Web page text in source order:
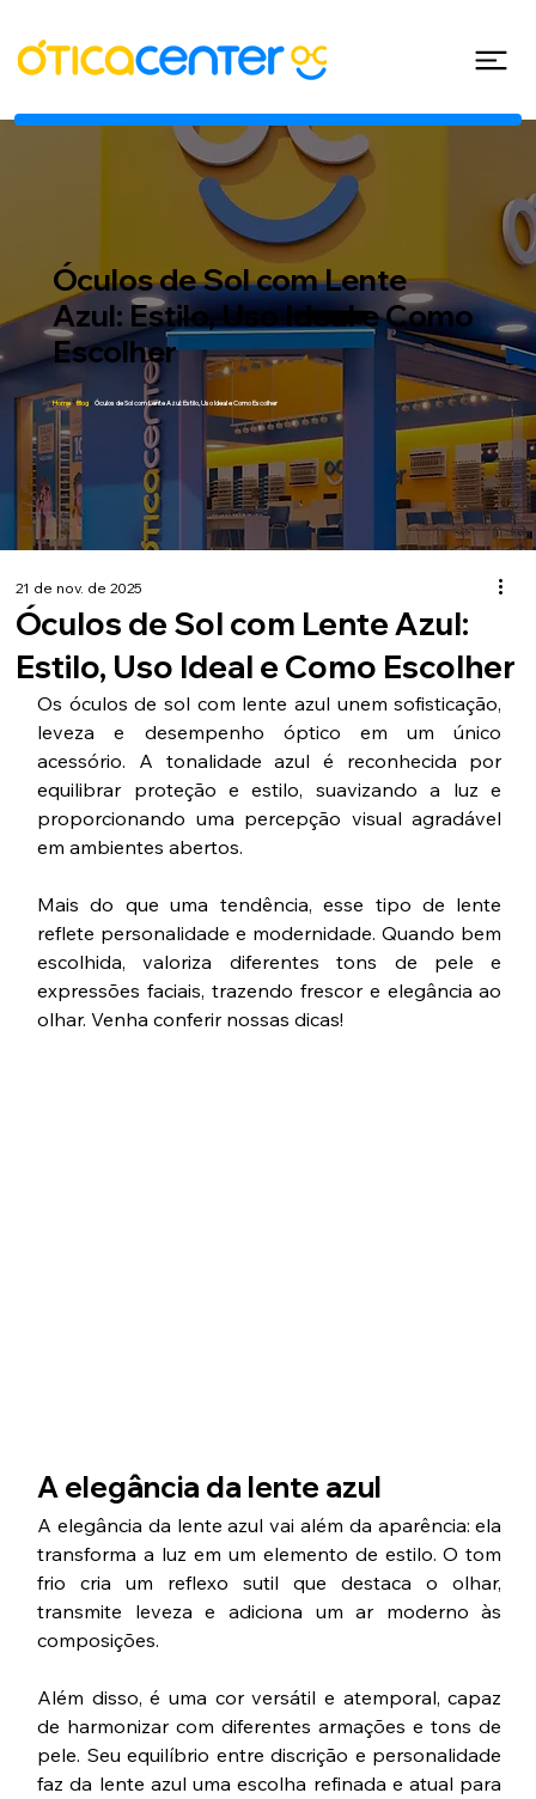
Óculos de Sol com Lente
Azul: Estilo, Uso Ideal e Como
Escolher
Home/Blog/ Óculos de Sol com Lente Azul: Estilo, Uso Ideal e Como Escolher
Óculos de Sol com Lente Azul:
Estilo, Uso Ideal e Como Escolher
21 de nov. de 2025
Os óculos de sol com lente azul unem sofisticação,
leveza e desempenho óptico em um único
acessório. A tonalidade azul é reconhecida por
equilibrar proteção e estilo, suavizando a luz e
proporcionando uma percepção visual agradável
em ambientes abertos.
Mais do que uma tendência, esse tipo de lente
reflete personalidade e modernidade. Quando bem
escolhida, valoriza diferentes tons de pele e
expressões faciais, trazendo frescor e elegância ao
olhar. Venha conferir nossas dicas!
A elegância da lente azul
A elegância da lente azul vai além da aparência: ela
transforma a luz em um elemento de estilo. O tom
frio cria um reflexo sutil que destaca o olhar,
transmite leveza e adiciona um ar moderno às
composições.
Além disso, é uma cor versátil e atemporal, capaz
de harmonizar com diferentes armações e tons de
pele. Seu equilíbrio entre discrição e personalidade
faz da lente azul uma escolha refinada e atual para